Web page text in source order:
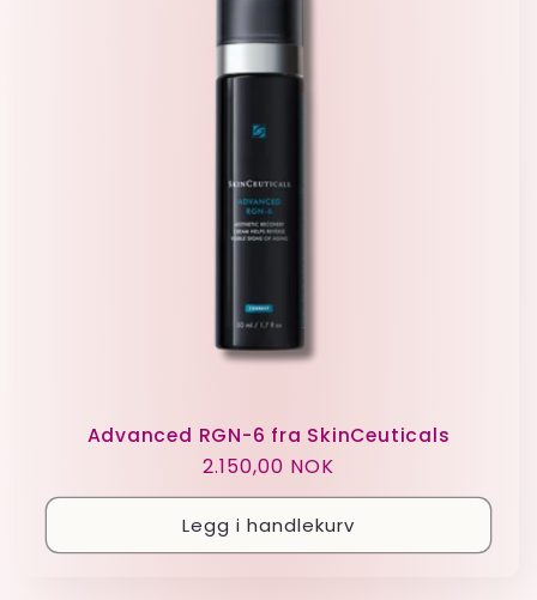
Advanced RGN-6 fra SkinCeuticals
Vanlig
pris
2.150,00 NOK
Legg i handlekurv